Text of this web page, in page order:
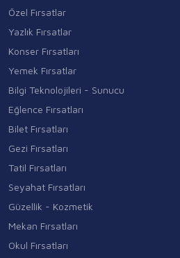
Özel Fırsatlar
Yazlık Fırsatlar
Konser Fırsatları
Yemek Fırsatlar
Bilgi Teknolojileri - Sunucu
Eğlence Fırsatları
Bilet Fırsatları
Gezi Fırsatları
Tatil Fırsatları
Seyahat Fırsatları
Güzellik - Kozmetik
Mekan Fırsatları
Okul Fırsatları